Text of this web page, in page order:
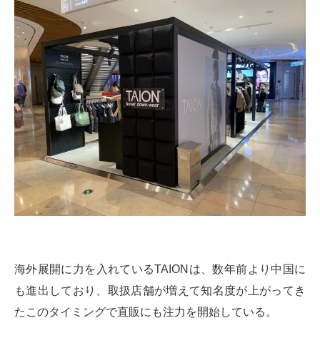
海外展開に力を入れているTAIONは、数年前より中国に
も進出しており、取扱店舗が増えて知名度が上がってき
たこのタイミングで直販にも注力を開始している。